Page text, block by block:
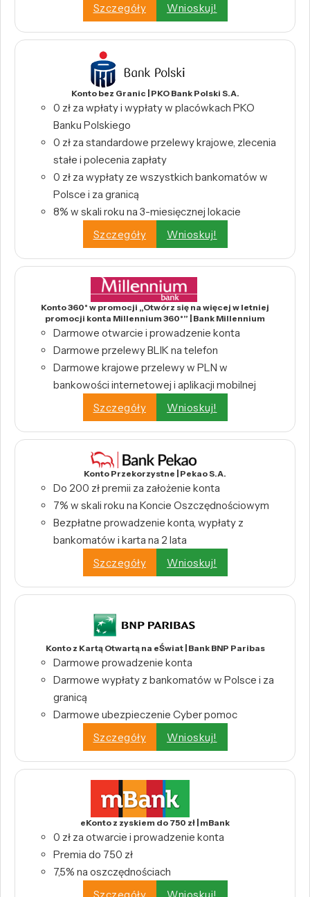
Szczegóły
Wnioskuj!
Konto bez Granic | PKO Bank Polski S.A.
0 zł za wpłaty i wypłaty w placówkach PKO
Banku Polskiego
0 zł za standardowe przelewy krajowe, zlecenia
stałe i polecenia zapłaty
0 zł za wypłaty ze wszystkich bankomatów w
Polsce i za granicą
8% w skali roku na 3-miesięcznej lokacie
Szczegóły
Wnioskuj!
Konto 360° w promocji „Otwórz się na więcej w letniej
promocji konta Millennium 360°” | Bank Millennium
Darmowe otwarcie i prowadzenie konta
Darmowe przelewy BLIK na telefon
Darmowe krajowe przelewy w PLN w
bankowości internetowej i aplikacji mobilnej
Szczegóły
Wnioskuj!
Konto Przekorzystne | Pekao S.A.
Do 200 zł premii za założenie konta
7% w skali roku na Koncie Oszczędnościowym
Bezpłatne prowadzenie konta, wypłaty z
bankomatów i karta na 2 lata
Szczegóły
Wnioskuj!
Konto z Kartą Otwartą na eŚwiat | Bank BNP Paribas
Darmowe prowadzenie konta
Darmowe wypłaty z bankomatów w Polsce i za
granicą
Darmowe ubezpieczenie Cyber pomoc
Szczegóły
Wnioskuj!
eKonto z zyskiem do 750 zł | mBank
0 zł za otwarcie i prowadzenie konta
Premia do 750 zł
7,5% na oszczędnościach